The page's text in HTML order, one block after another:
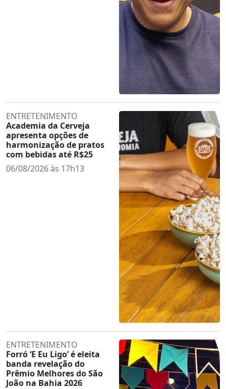
ENTRETENIMENTO
Academia da Cerveja
apresenta opções de
harmonização de pratos
com bebidas até R$25
06/08/2026 às 17h13
ENTRETENIMENTO
Forró ‘E Eu Ligo’ é eleita
banda revelação do
Prêmio Melhores do São
João na Bahia 2026